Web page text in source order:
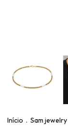
Início . Sam jewelry